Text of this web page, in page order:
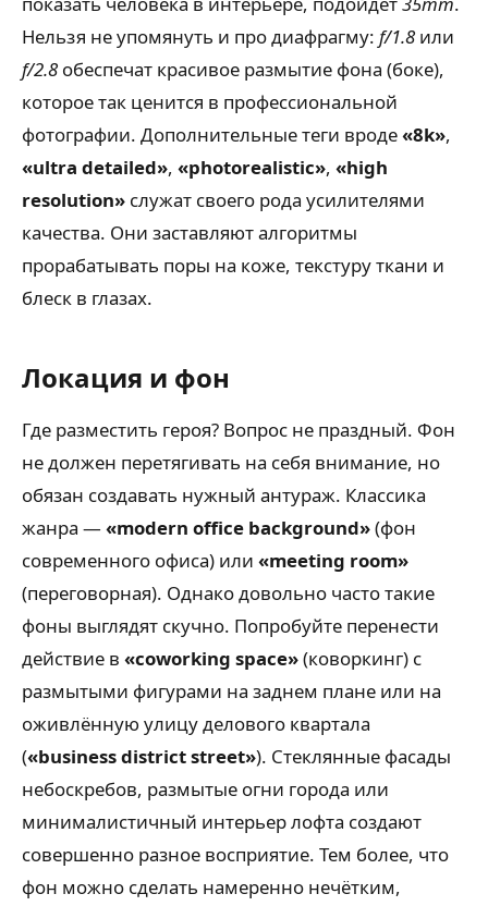
Нельзя не упомянуть и про диафрагму: f/1.8 или
f/2.8 обеспечат красивое размытие фона (боке),
которое так ценится в профессиональной
фотографии. Дополнительные теги вроде«8k»,
«ultra detailed», «photorealistic», «high
resolution» служат своего рода усилителями
качества. Они заставляют алгоритмы
прорабатывать поры на коже, текстуру ткани и
блеск в глазах.
Локация и фон
Где разместить героя? Вопрос не праздный. Фон
не должен перетягивать на себя внимание, но
обязан создавать нужный антураж. Классика
жанра —«modern office background»(фон
современного офиса) или «meeting room»
(переговорная). Однако довольно часто такие
фоны выглядят скучно. Попробуйте перенести
действие в «coworking space»(коворкинг) с
размытыми фигурами на заднем плане или на
оживлённую улицу делового квартала
(«business district street»). Стеклянные фасады
небоскребов, размытые огни города или
минималистичный интерьер лофта создают
совершенно разное восприятие. Тем более, что
фон можно сделать намеренно нечётким,